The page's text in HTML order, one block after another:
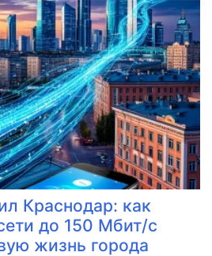
Краснодар: как
до 150 Мбит/с
жизнь города